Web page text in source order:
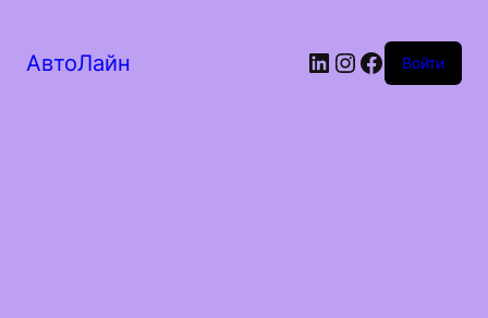
АвтоЛайн LinkedIn
Instagram
Facebook
Войти